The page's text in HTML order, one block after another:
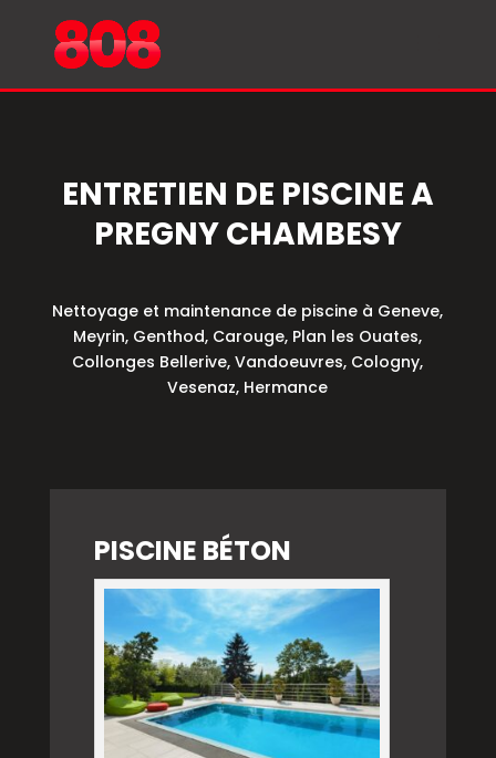
ENTRETIEN DE PISCINE A
PREGNY CHAMBESY
Nettoyage et maintenance de piscine à Geneve,
Meyrin, Genthod, Carouge, Plan les Ouates,
Collonges Bellerive, Vandoeuvres, Cologny,
Vesenaz, Hermance
PISCINE BÉTON